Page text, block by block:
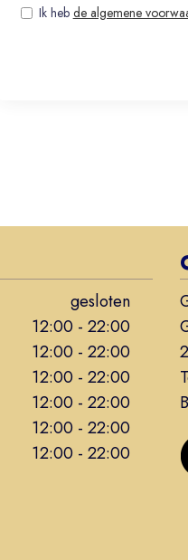
Ik heb de algemene
gesloten
12:00 - 22:00
12:00 - 22:00
12:00 - 22:00
12:00 - 22:00
12:00 - 22:00
12:00 - 22:00